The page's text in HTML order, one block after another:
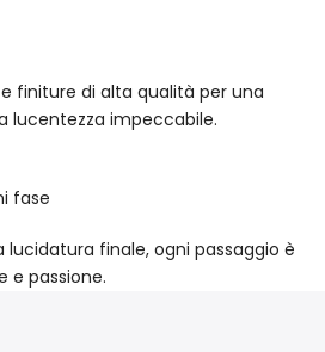
finiture di alta qualità per una
lucentezza impeccabile.
fase
lucidatura finale, ogni passaggio è
e passione.